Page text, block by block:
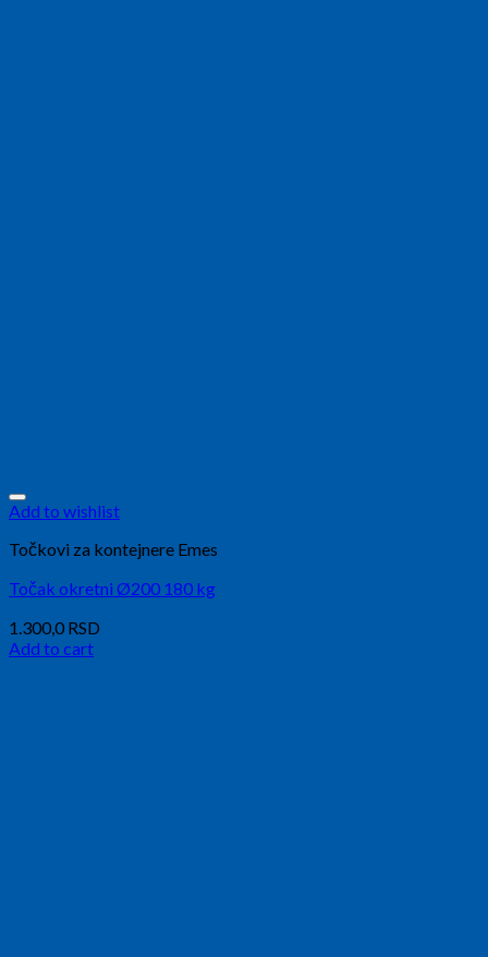
Add to wishlist
Točkovi za kontejnere Emes
Točak okretni Ø200 180 kg
1.300,0 RSD
Add to cart